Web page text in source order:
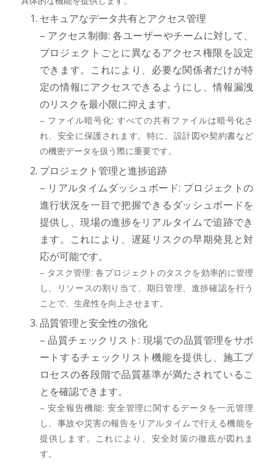
セキュアなデータ共有とアクセス管理
– アクセス制御: 各ユーザーやチームに対して、
プロジェクトごとに異なるアクセス権限を設定
できます。これにより、必要な関係者だけが特
定の情報にアクセスできるようにし、情報漏洩
のリスクを最小限に抑えます。
– ファイル暗号化: すべての共有ファイルは暗号化さ
れ、安全に保護されます。特に、設計図や契約書など
の機密データを扱う際に重要です。
プロジェクト管理と進捗追跡
– リアルタイムダッシュボード: プロジェクトの
進行状況を一目で把握できるダッシュボードを
提供し、現場の進捗をリアルタイムで追跡でき
ます。これにより、遅延リスクの早期発見と対
応が可能です。
– タスク管理: 各プロジェクトのタスクを効率的に管理
し、リソースの割り当て、期日管理、進捗確認を行う
ことで、生産性を向上させます。
品質管理と安全性の強化
– 品質チェックリスト: 現場での品質管理をサポ
ートするチェックリスト機能を提供し、施工プ
ロセスの各段階で品質基準が満たされているこ
とを確認できます。
– 安全報告機能: 安全管理に関するデータを一元管理
し、事故や災害の報告をリアルタイムで行える機能を
提供します。これにより、安全対策の徹底が図れま
す。